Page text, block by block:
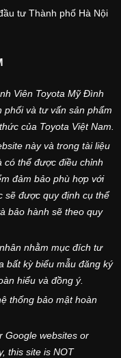
tư Thành phố Hà Nội
Viên Toyota Mỹ Đình
phối và tư vấn sản phẩm
của Toyota Việt Nam.
này và trong tài liệu
có thể được điều chỉnh
đảm bảo phù hợp với
sẽ được quy định cụ thể
bảo hành sẽ theo quy
nhằm mục đích tư
bất kỳ biểu mẫu đăng ký
hiểu và đồng ý.
thống bảo mật hoàn
Google websites or
this site is NOT